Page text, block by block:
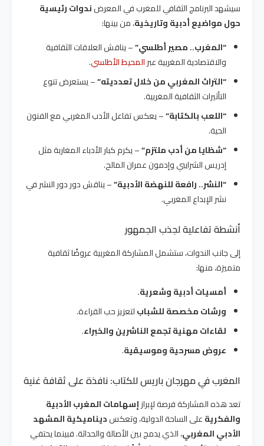
سيشهد البرنامج الثقافي للمغرب في المعرضندوات رئيسية
حول مواضيع أدبية وتاريخية، من بينها:
“المغرب.. مصير أطلسي”– يناقش العلاقات الثقافية
والاقتصادية المغربية عبرالمحيط الأطلسي.
“التراث المغربي من خلال تعدديته”– يستعرض تنوع
التأثيرات الثقافية المغربية.
“اللعب بالكتابة”– يعكس تفاعل الأدب المغربي مع الفنون
الحية.
“شظايا من أدب ملتزم”– يكرم كبار الأدباء المغاربة مثل
إدريس الشرايبي وإدمون عمران المالح.
“النشر.. رافعة للنهضة الأدبية”– يناقش دور دور النشر في
نشر الإبداع المغربي.
أنشطة تفاعلية لجذب الجمهور
إلى جانب الندوات، ستشمل المشاركة المغربية عروضًا ثقافية
متميزة، منها:
أمسيات أدبية وشعرية.
ورشات مخصصة للشبابلتعزيز حب القراءة.
لقاءات مهنية تجمع الناشرين والخبراء.
عروض مسرحية وموسيقية.
المغرب في مهرجان باريس للكتاب: نافذة على ثقافة غنية
تعد هذه المشاركة فرصة لإبرازإسهامات المغرب الأدبية
والفكريةعلى الساحة الدولية، وتعكسديناميكية المشهد
الأدبي المغربي، الذي يدمج بين الأصالة والحداثة. فبينما يحتفي